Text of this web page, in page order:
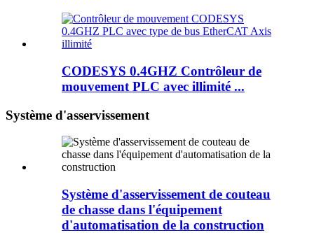
CODESYS 0.4GHZ Contrôleur de
mouvement PLC avec illimité ...
Système d'asservissement
Système d'asservissement de couteau
de chasse dans l'équipement
d'automatisation de la construction